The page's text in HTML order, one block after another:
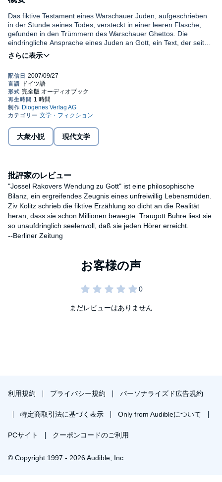
Das fiktive Testament eines Warschauer Juden, aufgeschrieben
in der Stunde seines Todes, versteckt in einer leeren Flasche,
gefunden in den Trümmern des Warschauer Ghettos. Die
eindringliche Ansprache eines Juden an Gott, ein Text, der seit
seinem Erscheinen immer wieder die Herzen der Menschen
berührte, wurde von Paul Badde aus dem Jiddischen übertragen.
大衆小説 現代文学
批評家のレビュー
"Jossel Rakovers Wendung zu Gott" ist eine philosophische
Bilanz, ein ergreifendes Zeugnis eines unfreiwillig Lebensmüden.
Ziv Kolitz schrieb die fiktive Erzählung so dicht an die Realität
heran, dass sie schon Millionen bewegte. Traugott Buhre liest sie
so unaufdringlich seelenvoll, daß sie jeden Hörer erreicht.
--Berliner Zeitung
まだレビューはありません
利用規約 プライバシー規約 パーソナライズド広告規約
特定商取引法に基づく表示 Only from Audibleについて
PCサイト クーポンコードのご利用
© Copyright 1997 - 2026 Audible, Inc